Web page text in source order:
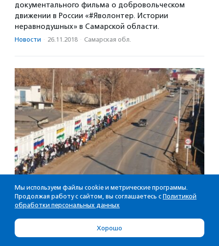
документального фильма о добровольческом
движении в России «#Яволонтер. Истории
неравнодушных» в Самарской области.
Новости · 26.11.2018 · Самарская обл.
В Самаре волонтеры провели акцию
в память жертв ДТП
Участники акции «Коридор памяти» выстроились
Мы используем файлы cookie и метрические программы.
Продолжая работу с сайтом, вы соглашаетесь с Политикой
обработки персональных данных
Хорошо